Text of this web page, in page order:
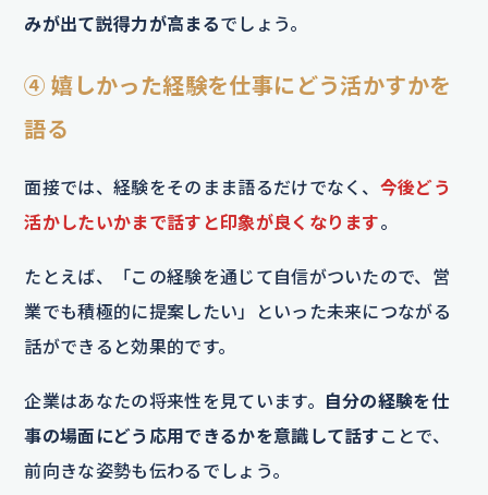
みが出て説得力が高まるでしょう。
④ 嬉しかった経験を仕事にどう活かすかを
語る
面接では、経験をそのまま語るだけでなく、 今後どう
活かしたいかまで話すと印象が良くなります。
たとえば、「この経験を通じて自信がついたので、営
業でも積極的に提案したい」といった未来につながる
話ができると効果的です。
企業はあなたの将来性を見ています。
自分の経験を仕
事の場面にどう応用できるかを意識して話す ことで、
前向きな姿勢も伝わるでしょう。